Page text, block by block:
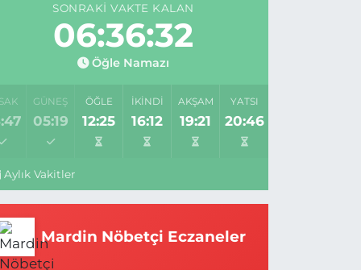
SONRAKI VAKTE KALAN
06:36:32
Öğle Namazı
GÜNEŞ
05:19
ÖĞLE
12:25
İKINDI
16:12
AKŞAM
19:21
YATSI
20:46
Aylık Vakitler
Mardin Nöbetçi Eczaneler